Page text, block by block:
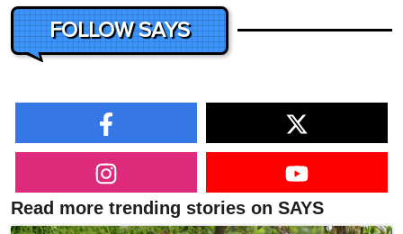
FOLLOW SAYS
Read more trending stories on SAYS